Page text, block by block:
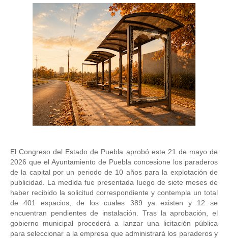
El Congreso del Estado de Puebla aprobó este 21 de mayo de
2026 que el Ayuntamiento de Puebla concesione los paraderos
de la capital por un periodo de 10 años para la explotación de
publicidad. La medida fue presentada luego de siete meses de
haber recibido la solicitud correspondiente y contempla un total
de 401 espacios, de los cuales 389 ya existen y 12 se
encuentran pendientes de instalación. Tras la aprobación, el
gobierno municipal procederá a lanzar una licitación pública
para seleccionar a la empresa que administrará los paraderos y